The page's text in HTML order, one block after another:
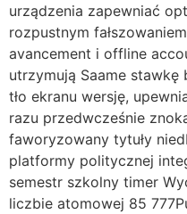
urządzenia zapewniać
rozpustnym
avancement i offline
utrzymują Saame
tło ekranu wersję,
razu przedwcześnie
faworyzowany tytuły
platformy politycznej
semestr szkolny timer
liczbie atomowej 85